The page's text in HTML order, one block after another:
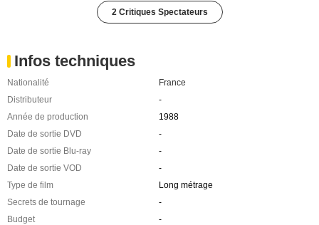
2 Critiques Spectateurs
Infos techniques
Nationalité
France
Distributeur
-
Année de production
1988
Date de sortie DVD
-
Date de sortie Blu-ray
-
Date de sortie VOD
-
Type de film
Long métrage
Secrets de tournage
-
Budget
-